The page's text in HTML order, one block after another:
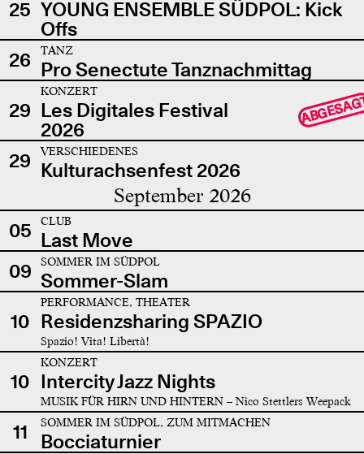
25 YOUNG ENSEMBLE SÜDPOL: Kick
Offs
26
TANZ
Pro Senectute Tanznachmittag
29
KONZERT
Les Digitales Festival
2026
29 VERSCHIEDENES
Kulturachsenfest 2026
September 2026
05 CLUB
Last Move
09
SOMMER IM SÜDPOL
Sommer-Slam
10
PERFORMANCE, THEATER
Residenzsharing SPAZIO
Spazio! Vita! Libertà!
10
KONZERT
Intercity Jazz Nights
MUSIK FÜR HIRN UND HINTERN – Nico Stettlers Weepack
11 SOMMER IM SÜDPOL, ZUM MITMACHEN
Bocciaturnier